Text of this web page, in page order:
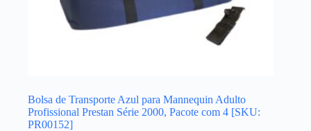
Bolsa de Transporte Azul para Mannequin Adulto
Profissional Prestan Série 2000, Pacote com 4 [SKU:
PR00152]